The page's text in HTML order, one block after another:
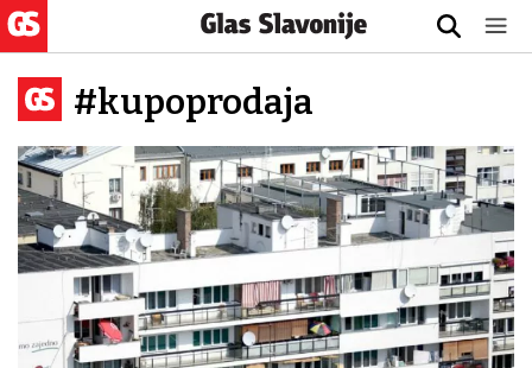
#kupoprodaja